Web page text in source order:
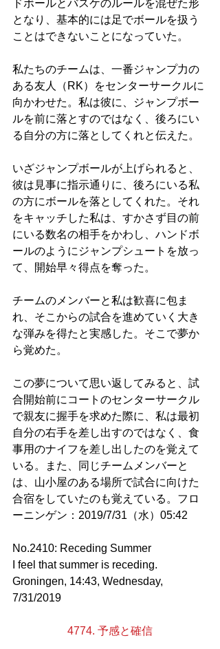
ドボールとバスケのルールを混ぜた形
となり、基本的には足でボールを扱う
ことはできないことになっていた。
私たちのチームは、一番ジャンプ力の
ある友人（RK）をセンターサークルに
向かわせた。私は彼に、ジャンプボー
ルを前に落とすのではなく、後ろにい
る自分の方に落としてくれと伝えた。
いざジャンプボールが上げられると、
彼は見事に指示通りに、後ろにいる私
の方にボールを落としてくれた。それ
をキャッチした私は、すかさず目の前
にいる数名の相手をかわし、ハンドボ
ールのようにジャンプシュートを放っ
て、開始早々得点を奪った。
チームのメンバーと私は歓喜に包ま
れ、そこからの試合を進めていく大き
な弾みを得たと実感した。そこで夢か
ら覚めた。
この夢について思い返してみると、試
合開始前にコートのセンターサークル
で親友に握手を求めた際に、私は最初
自分の右手を差し出すのではなく、食
事用のナイフを差し出したのを覚えて
いる。また、同じチームメンバーと
は、山小屋のある場所で試合に向けた
合宿をしていたのも覚えている。フロ
ーニンゲン：2019/7/31（水）05:42
No.2410: Receding Summer
I feel that summer is receding.
Groningen, 14:43, Wednesday,
7/31/2019
4774. 予感と確信